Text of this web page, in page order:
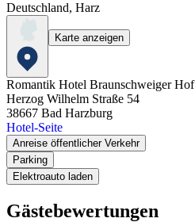
Deutschland, Harz
Karte anzeigen
Romantik Hotel Braunschweiger Hof
Herzog Wilhelm Straße 54
38667 Bad Harzburg
Hotel-Seite
Anreise öffentlicher Verkehr
Parking
Elektroauto laden
Gästebewertungen